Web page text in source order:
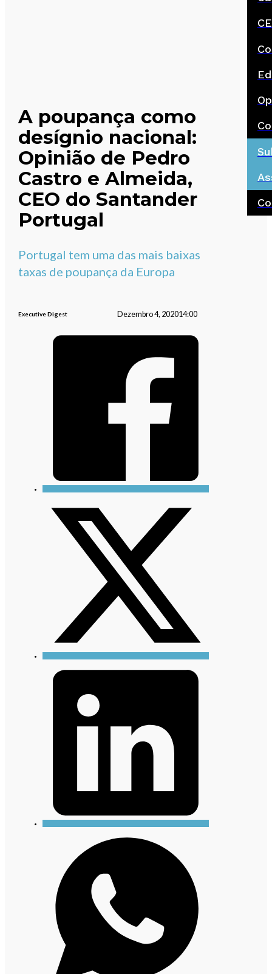
A poupança como
desígnio nacional:
Opinião de Pedro
Castro e Almeida,
CEO do Santander
Portugal
Portugal tem uma das mais baixas
taxas de poupança da Europa
Executive Digest Dezembro 4, 202014:00